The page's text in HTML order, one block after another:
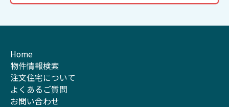
Home
物件情報検索
注文住宅について
よくあるご質問
お問い合わせ